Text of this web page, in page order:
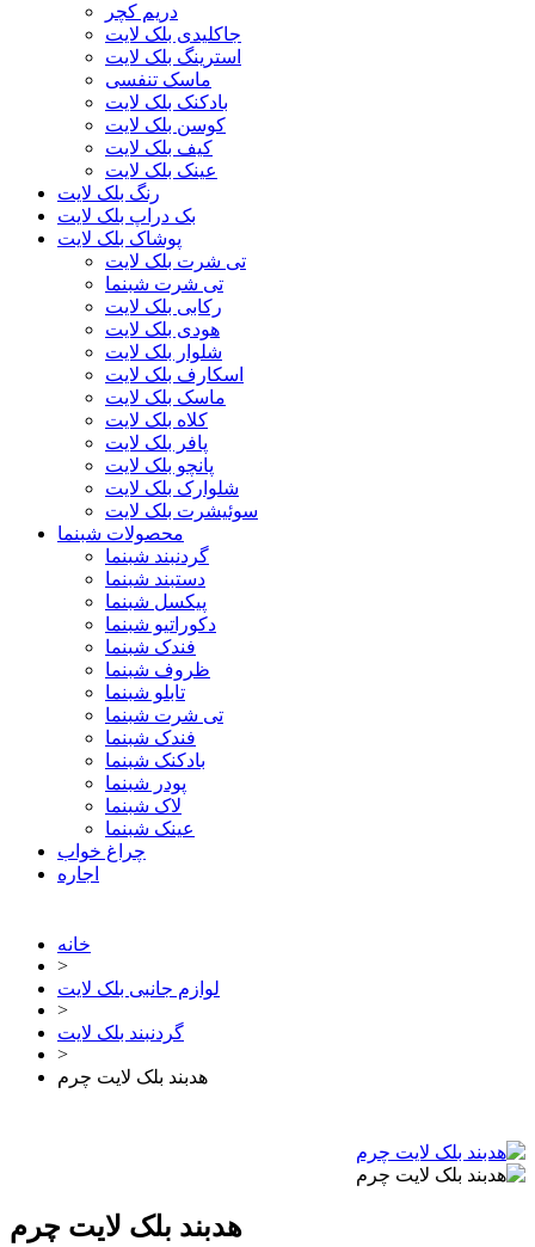
دریم کچر
جاکلیدی بلک لایت
استرینگ بلک لایت
ماسک تنفسی
بادکنک بلک لایت
کوسن بلک لایت
کیف بلک لایت
عینک بلک لایت
رنگ بلک لایت
بک دراپ بلک لایت
پوشاک بلک لایت
تی شرت بلک لایت
تی شرت شبنما
رکابی بلک لایت
هودی بلک لایت
شلوار بلک لایت
اسکارف بلک لایت
ماسک بلک لایت
کلاه بلک لایت
پافر بلک لایت
پانچو بلک لایت
شلوارک بلک لایت
سوئیشرت بلک لایت
محصولات شبنما
گردنبند شبنما
دستبند شبنما
پیکسل شبنما
دکوراتیو شبنما
فندک شبنما
ظروف شبنما
تابلو شبنما
تی شرت شبنما
فندک شبنما
بادکنک شبنما
پودر شبنما
لاک شبنما
عینک شبنما
چراغ خواب
اجاره
خانه
>
لوازم جانبی بلک لایت
>
گردنبند بلک لایت
>
هدبند بلک لایت چرم
هدبند بلک لایت چرم